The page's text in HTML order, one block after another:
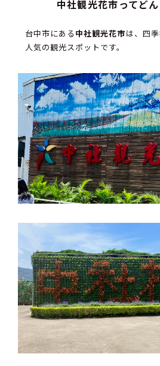
中社観光花市ってど
台中市にある 中社観光花市は、四
人気の観光スポットです。